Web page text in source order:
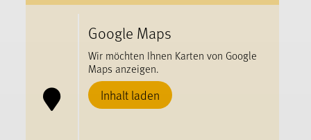
Google Maps
Wir möchten Ihnen Karten von Google
Maps anzeigen.
Inhalt laden